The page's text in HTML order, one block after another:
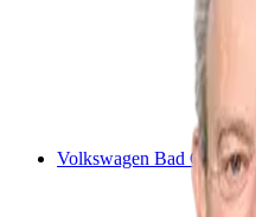
Volkswagen Bad Camberg